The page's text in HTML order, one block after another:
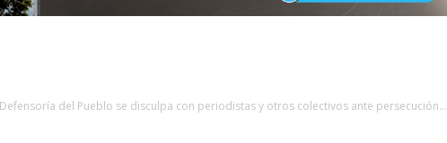
Defensoría del Pueblo se disculpa con periodistas y otros colectivos ante persecución...